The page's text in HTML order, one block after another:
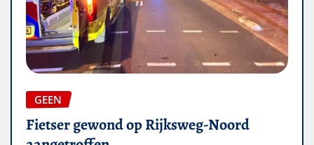
GEEN
Fietser gewond op Rijksweg-Noord